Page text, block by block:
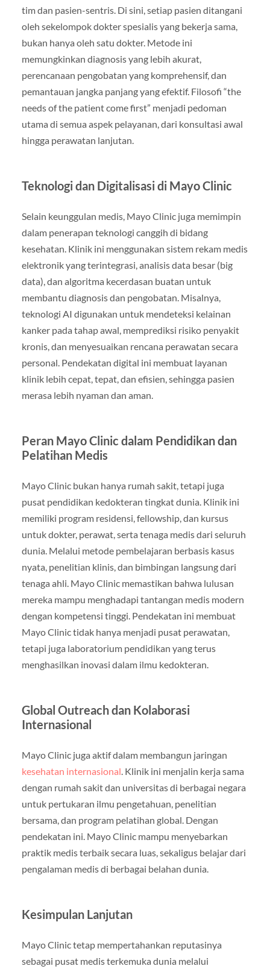
tim dan pasien-sentris. Di sini, setiap pasien ditangani
oleh sekelompok dokter spesialis yang bekerja sama,
bukan hanya oleh satu dokter. Metode ini
memungkinkan diagnosis yang lebih akurat,
perencanaan pengobatan yang komprehensif, dan
pemantauan jangka panjang yang efektif. Filosofi “the
needs of the patient come first” menjadi pedoman
utama di semua aspek pelayanan, dari konsultasi awal
hingga perawatan lanjutan.
Teknologi dan Digitalisasi di Mayo Clinic
Selain keunggulan medis, Mayo Clinic juga memimpin
dalam penerapan teknologi canggih di bidang
kesehatan. Klinik ini menggunakan sistem rekam medis
elektronik yang terintegrasi, analisis data besar (big
data), dan algoritma kecerdasan buatan untuk
membantu diagnosis dan pengobatan. Misalnya,
teknologi AI digunakan untuk mendeteksi kelainan
kanker pada tahap awal, memprediksi risiko penyakit
kronis, dan menyesuaikan rencana perawatan secara
personal. Pendekatan digital ini membuat layanan
klinik lebih cepat, tepat, dan efisien, sehingga pasien
merasa lebih nyaman dan aman.
Peran Mayo Clinic dalam Pendidikan dan
Pelatihan Medis
Mayo Clinic bukan hanya rumah sakit, tetapi juga
pusat pendidikan kedokteran tingkat dunia. Klinik ini
memiliki program residensi, fellowship, dan kursus
untuk dokter, perawat, serta tenaga medis dari seluruh
dunia. Melalui metode pembelajaran berbasis kasus
nyata, penelitian klinis, dan bimbingan langsung dari
tenaga ahli. Mayo Clinic memastikan bahwa lulusan
mereka mampu menghadapi tantangan medis modern
dengan kompetensi tinggi. Pendekatan ini membuat
Mayo Clinic tidak hanya menjadi pusat perawatan,
tetapi juga laboratorium pendidikan yang terus
menghasilkan inovasi dalam ilmu kedokteran.
Global Outreach dan Kolaborasi
Internasional
Mayo Clinic juga aktif dalam membangun jaringan
kesehatan internasional. Klinik ini menjalin kerja sama
dengan rumah sakit dan universitas di berbagai negara
untuk pertukaran ilmu pengetahuan, penelitian
bersama, dan program pelatihan global. Dengan
pendekatan ini. Mayo Clinic mampu menyebarkan
praktik medis terbaik secara luas, sekaligus belajar dari
pengalaman medis di berbagai belahan dunia.
Kesimpulan Lanjutan
Mayo Clinic tetap mempertahankan reputasinya
sebagai pusat medis terkemuka dunia melalui